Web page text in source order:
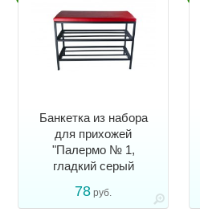
Банкетка из набора
для прихожей
"Палермо № 1,
гладкий серый
78 руб.